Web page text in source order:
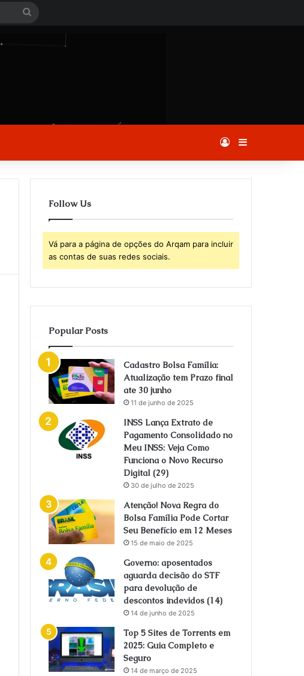
Entrar
Follow Us
Vá para a página de opções do Arqam para incluir
as contas de suas redes sociais.
Popular Posts
Cadastro Bolsa Família:
Atualização tem Prazo final
ate 30 junho
11 de junho de 2025
INSS Lança Extrato de
Pagamento Consolidado no
Meu INSS: Veja Como
Funciona o Novo Recurso
Digital (29)
30 de julho de 2025
Atenção! Nova Regra do
Bolsa Família Pode Cortar
Seu Benefício em 12 Meses
15 de maio de 2025
Governo: aposentados
aguarda decisão do STF
para devolução de
descontos indevidos (14)
14 de junho de 2025
Top 5 Sites de Torrents em
2025: Guia Completo e
Seguro
14 de março de 2025